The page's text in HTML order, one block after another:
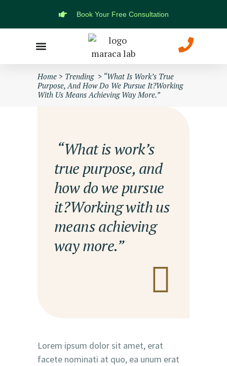
Book Your Free Consultation
Home > Trending > “What Is Work’s True
Purpose, And How Do We Pursue It?Working
With Us Means Achieving Way More.”
— “What is work’s
true purpose, and
how do we pursue
it?Working with us
means achieving
way more.”
Lorem ipsum dolor sit amet, erat
facete nominati at quo, ea unum erat